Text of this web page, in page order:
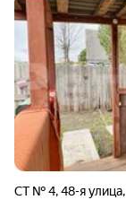
СТ № 4,48-я улица,